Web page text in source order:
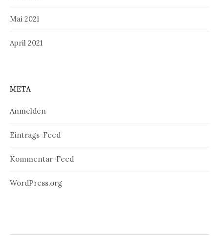
Mai 2021
April 2021
META
Anmelden
Eintrags-Feed
Kommentar-Feed
WordPress.org